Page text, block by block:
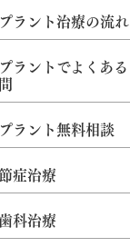
ラント治療の流れ
ラントでよくある
ラント無料相談
症治療
科治療